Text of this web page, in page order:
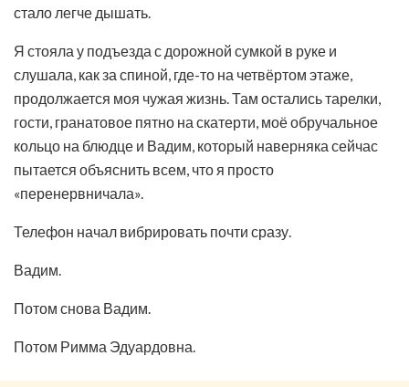
стало легче дышать.
Я стояла у подъезда с дорожной сумкой в руке и
слушала, как за спиной, где-то на четвёртом этаже,
продолжается моя чужая жизнь. Там остались тарелки,
гости, гранатовое пятно на скатерти, моё обручальное
кольцо на блюдце и Вадим, который наверняка сейчас
пытается объяснить всем, что я просто
«перенервничала».
Телефон начал вибрировать почти сразу.
Вадим.
Потом снова Вадим.
Потом Римма Эдуардовна.